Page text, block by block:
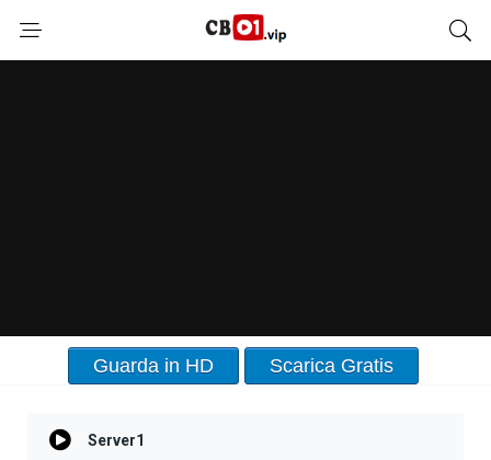
Guarda in HD Scarica Gratis
Server1